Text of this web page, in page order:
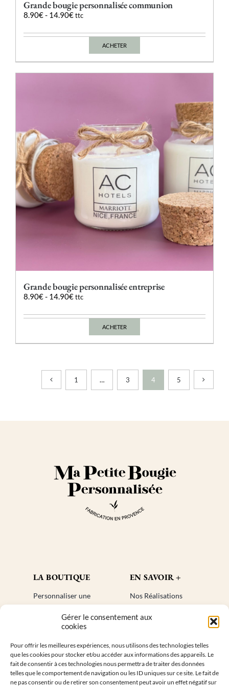
Gérer le consentement aux
cookies
Pour offrir les meilleures expériences, nous utilisons des technologies telles
que les cookies pour stocker et/ou accéder aux informations des appareils. Le
fait de consentir à ces technologies nous permettra de traiter des données
telles que le comportement de navigation ou les ID uniques sur ce site. Le fait de
ne pas consentir ou de retirer son consentement peut avoir un effet négatif sur
Grande bougie personnalisée communion
8.90€- 14.90€ ttc
ACHETER
Ce
être
choisies
sur
la
page
du
produit
Grande bougie personnalisée entreprise
8.90€- 14.90€ ttc
ACHETER
Ce
variations.
sur
1 … 3 4 5
LA BOUTIQUE
Personnaliser une
Cadeaux invités
Livraisons
Retours
EN SAVOIR +
Nos Réalisations
Créer un compte
Faq